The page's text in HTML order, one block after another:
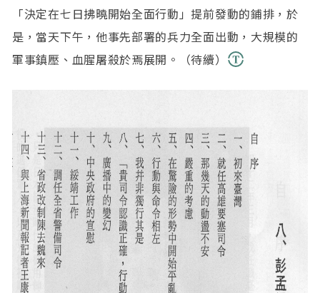
「決定在七日拂曉開始全面行動」提前發動的鋪排，於
是，當天下午，他事先部署的兵力全面出動，大規模的
軍事鎮壓、血腥屠殺於焉展開。（待續）